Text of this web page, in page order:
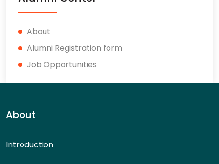
About
Alumni Registration form
Job Opportunities
About
Introduction